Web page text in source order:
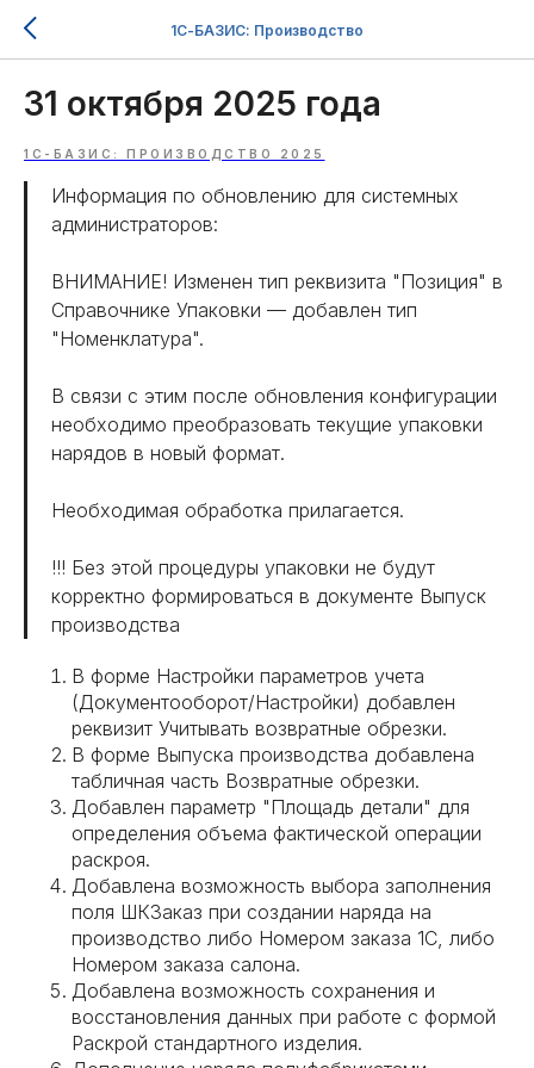
1С-БАЗИС: Производство
31 октября 2025 года
1С-БАЗИС: ПРОИЗВОДСТВО 2025
Информация по обновлению для системных
администраторов:
ВНИМАНИЕ! Изменен тип реквизита "Позиция" в
Справочнике Упаковки — добавлен тип
"Номенклатура".
В связи с этим после обновления конфигурации
необходимо преобразовать текущие упаковки
нарядов в новый формат.
Необходимая обработка прилагается.
!!! Без этой процедуры упаковки не будут
корректно формироваться в документе Выпуск
производства
В форме Настройки параметров учета
(Документооборот/Настройки) добавлен
реквизит Учитывать возвратные обрезки.
В форме Выпуска производства добавлена
табличная часть Возвратные обрезки.
Добавлен параметр "Площадь детали" для
определения объема фактической операции
раскроя.
Добавлена возможность выбора заполнения
поля ШКЗаказ при создании наряда на
производство либо Номером заказа 1С, либо
Номером заказа салона.
Добавлена возможность сохранения и
восстановления данных при работе с формой
Раскрой стандартного изделия.